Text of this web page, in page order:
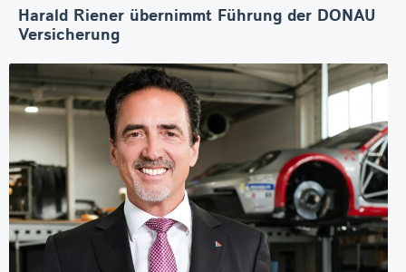
Harald Riener übernimmt Führung der DONAU
Versicherung